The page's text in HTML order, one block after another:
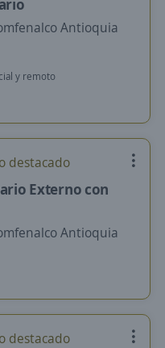
Antioquia
y remoto
destacado
Externo con
Antioquia
destacado